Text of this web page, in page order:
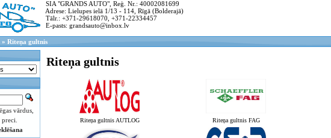
SIA "GRANDS AUTO", Reģ. Nr.: 40002081699
Adrese: Lielupes ielā 1/13 - 114, Rīgā (Bolderajā)
Tālr.: +371-29618070, +371-22334457
E-pasts: grandsauto@inbox.lv
» Riteņa gultnis
Riteņa gultnis
Riteņa gultnis AUTLOG Riteņa gultnis FAG
vārdus,